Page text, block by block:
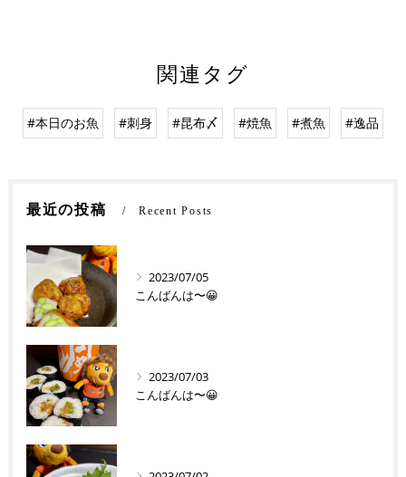
関連タグ
#本日のお魚 #刺身 #昆布〆 #焼魚 #煮魚 #逸品
最近の投稿 Recent Posts
2023/07/05
こんばんは〜😀
2023/07/03
こんばんは〜😀